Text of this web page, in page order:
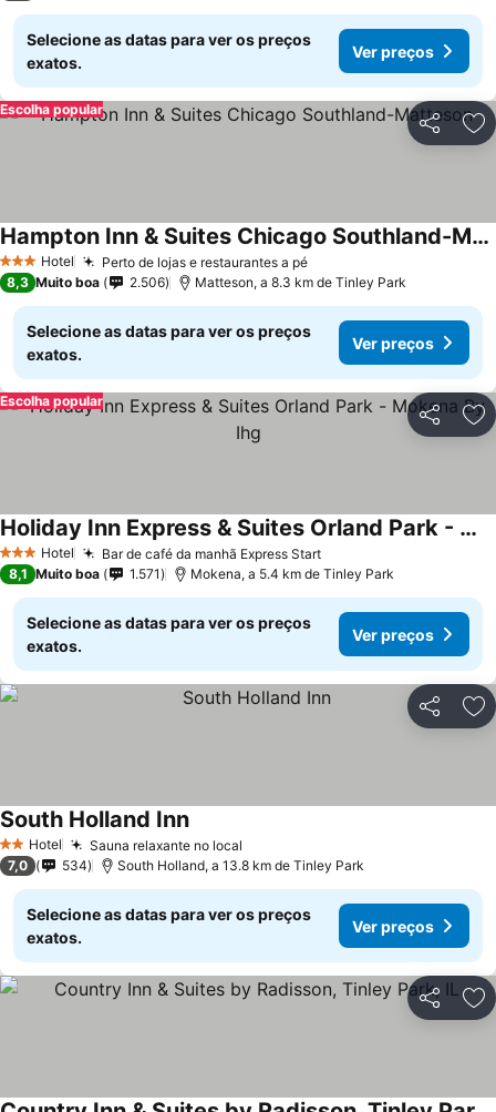
Selecione as datas para ver os preços
exatos.
Ver preços
Partilhar
Escolha popular
3 EstrelasHotel Perto de lojas e restaurantes a pé
Hampton Inn & Suites Chicago Southland-Matteson
8,3 Muito boa 2.506 Matteson, a 8.3 km de Tinley Park
Selecione as datas para ver os preços
exatos.
Ver preços
Partilhar
Escolha popular
3 EstrelasHotel Bar de café da manhã Express Start
Holiday Inn Express & Suites Orland Park - Mokena By Ihg
8,1 Muito boa 1.571 Mokena, a 5.4 km de Tinley Park
Selecione as datas para ver os preços
exatos.
Ver preços
Partilhar
2 Estrelas
Hotel Sauna relaxante no local
South Holland Inn
7,0 534 South Holland, a 13.8 km de Tinley Park
Selecione as datas para ver os preços
exatos.
Ver preços
Partilhar